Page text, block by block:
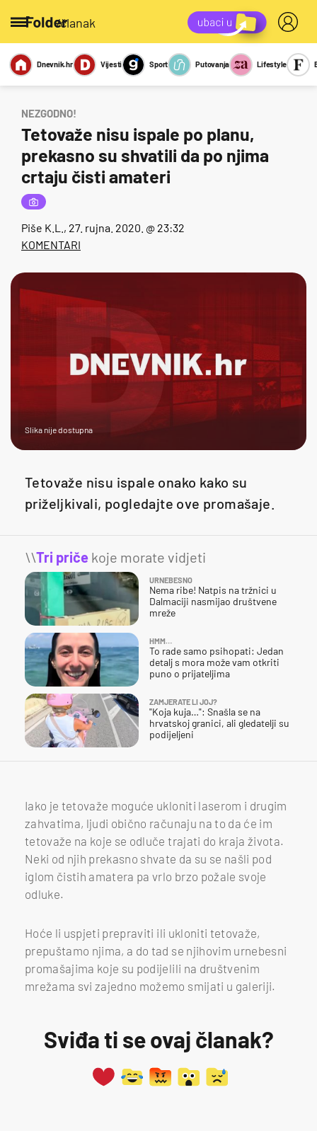
/članak
Miks Kviz
Report
Sexy
Dnevnik.hr Vijesti Sport Putovanja Lifestyle
NEZGODNO!
Tetovaže nisu ispale po planu,
prekasno su shvatili da po njima
crtaju čisti amateri
Piše K.L. , 27. rujna. 2020. @ 23:32
KOMENTARI
Slika nije dostupna
Tetovaže nisu ispale onako kako su
priželjkivali, pogledajte ove promašaje.
\\Tri priče koje morate vidjeti
URNEBESNO
Nema ribe! Natpis na tržnici u
Dalmaciji nasmijao društvene
mreže
HMM…
To rade samo psihopati: Jedan
detalj s mora može vam otkriti
puno o prijateljima
ZAMJERATE LI JOJ?
"Koja kuja…": Snašla se na
hrvatskoj granici, ali gledatelji su
podijeljeni
Iako je tetovaže moguće ukloniti laserom i drugim
zahvatima, ljudi obično računaju na to da će im
tetovaže na koje se odluče trajati do kraja života.
Neki od njih prekasno shvate da su se našli pod
iglom čistih amatera pa vrlo brzo požale svoje
odluke.
Hoće li uspjeti prepraviti ili ukloniti tetovaže,
prepuštamo njima, a do tad se njihovim urnebesni
promašajima koje su podijelili na društvenim
mrežama svi zajedno možemo smijati u galeriji.
Sviđa ti se ovaj članak?